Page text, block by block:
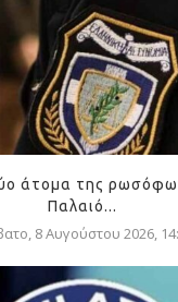
άτομα της
Παλαιό...
8 Αυγούστου 2026,